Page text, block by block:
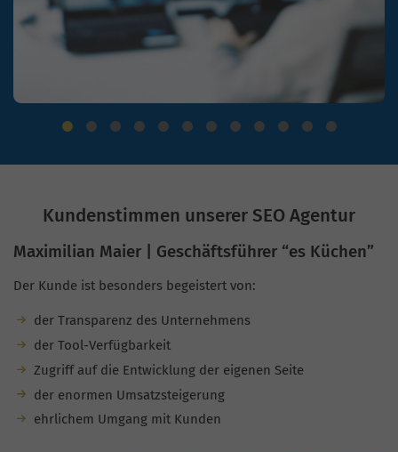
Kundenstimmen unserer SEO Agentur
Maximilian Maier | Geschäftsführer “es Küchen”
Der Kunde ist besonders begeistert von:
der Transparenz des Unternehmens
der Tool-Verfügbarkeit
Zugriff auf die Entwicklung der eigenen Seite
der enormen Umsatzsteigerung
ehrlichem Umgang mit Kunden